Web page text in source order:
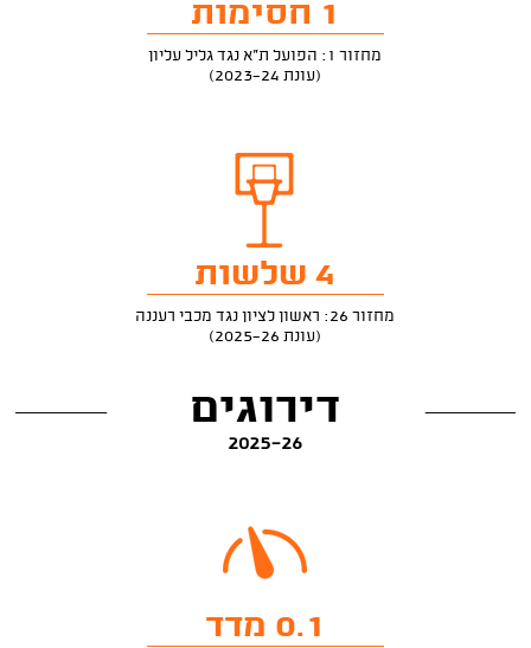
1 חסימות
מחזור 1: הפועל ת"א נגד גליל עליון
(עונת 2023-24)
4 שלשות
מחזור 26: ראשון לציון נגד מכבי רעננה
(עונת 2025-26)
דירוגים
2025-26
0.1 מדד